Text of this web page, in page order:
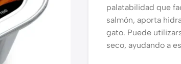
palatabilidad que
salmón, aporta
gato. Puede
seco, ayudando a